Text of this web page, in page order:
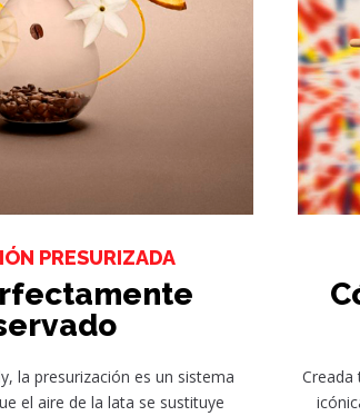
PRESURIZADA
la presurización es un sistema
el aire de la lata se sustituye